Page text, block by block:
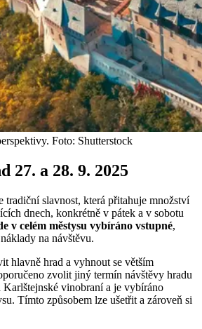
Foto: Shutterstock
27. a 28. 9. 2025
tradiční slavnost, která přitahuje množství
dnech, konkrétně v pátek a v sobotu
v celém městysu vybíráno vstupné,
na návštěvu.
hlavně hrad a vyhnout se větším
zvolit jiný termín návštěvy hradu
vinobraní a je vybíráno
Tímto způsobem lze ušetřit a zároveň si